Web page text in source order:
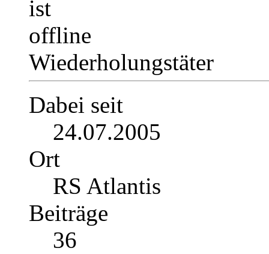
Wiederholungstäter
Dabei seit
24.07.2005
Ort
RS Atlantis
Beiträge
36